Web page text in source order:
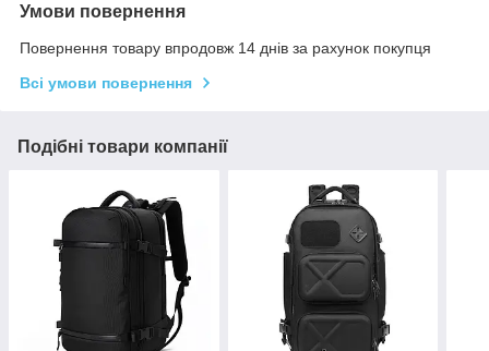
Умови повернення
Повернення товару впродовж 14 днів за рахунок покупця
Всі умови повернення
Подібні товари компанії